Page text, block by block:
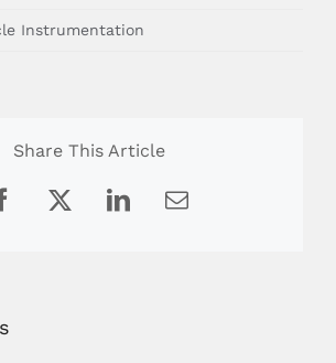
Instrumentation
Share This Article
Facebook
X LinkedInEmail